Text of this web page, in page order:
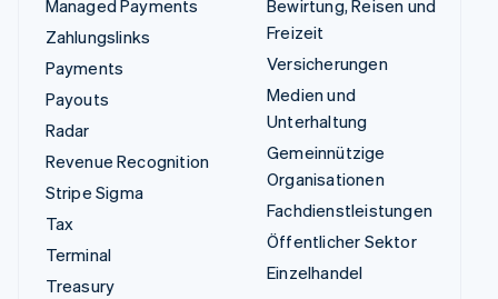
Managed Payments
Zahlungslinks
Payments
Payouts
Radar
Revenue Recognition
Stripe Sigma
Tax
Terminal
Treasury
Bewirtung, Reisen und
Freizeit
Versicherungen
Medien und
Unterhaltung
Gemeinnützige
Organisationen
Fachdienstleistungen
Öffentlicher Sektor
Einzelhandel